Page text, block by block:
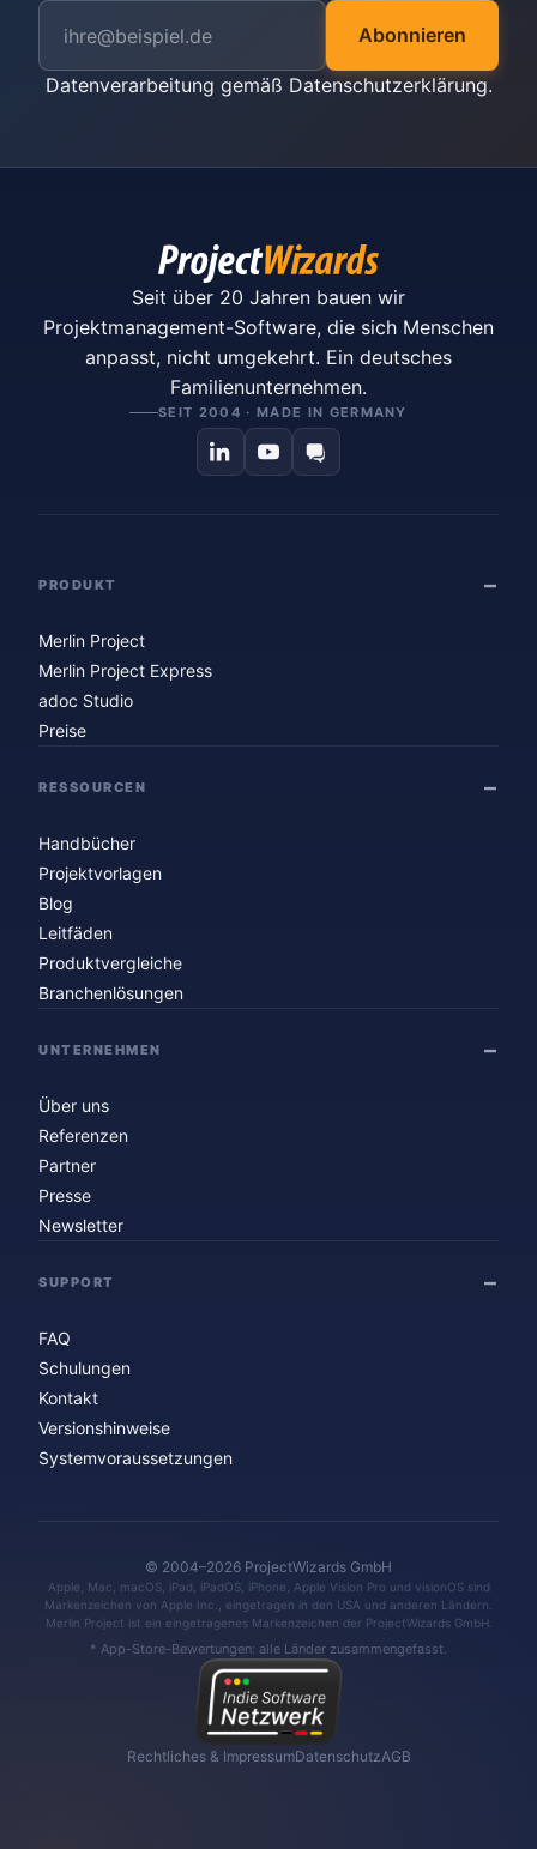
Abonnieren
Datenverarbeitung gemäß Datenschutzerklärung.
Seit über 20 Jahren bauen wir
Projektmanagement-Software, die sich Menschen
anpasst, nicht umgekehrt. Ein deutsches
Familienunternehmen.
SEIT 2004 · MADE IN GERMANY
PRODUKT
Merlin Project
Merlin Project Express
adoc Studio
Preise
RESSOURCEN
Handbücher
Projektvorlagen
Blog
Leitfäden
Produktvergleiche
Branchenlösungen
UNTERNEHMEN
Über uns
Referenzen
Partner
Presse
Newsletter
SUPPORT
FAQ
Schulungen
Kontakt
Versionshinweise
Systemvoraussetzungen
© 2004–2026 ProjectWizards GmbH
Apple, Mac, macOS, iPad, iPadOS, iPhone, Apple Vision Pro und visionOS sind
Markenzeichen von Apple Inc., eingetragen in den USA und anderen Ländern.
Merlin Project ist ein eingetragenes Markenzeichen der ProjectWizards GmbH.
* App-Store-Bewertungen: alle Länder zusammengefasst.
Rechtliches & ImpressumDatenschutzAGB